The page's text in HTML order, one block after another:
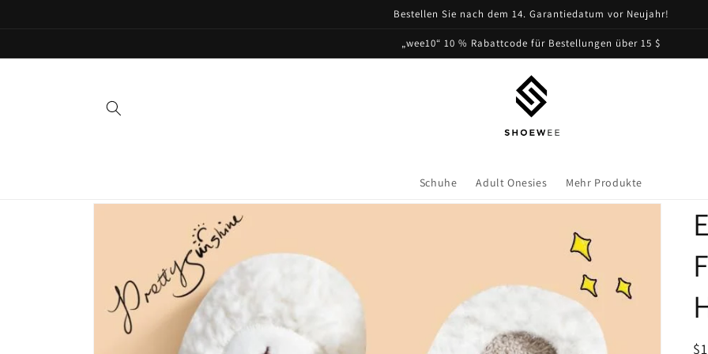
Bestellen Sie nach dem 14. Garantiedatum vor Neujahr!
„wee10“ 10 % Rabattcode für Bestellungen über 15 $
Schuhe Adult Onesies Mehr Produkte
Zu
Produktinformationen